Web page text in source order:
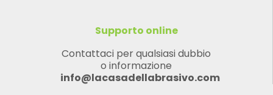
Supporto online
Contattaci per qualsiasi dubbio
o informazione
info@lacasadellabrasivo.com